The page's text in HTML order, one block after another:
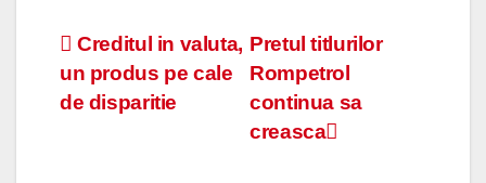
Navigare
în
Pretul titlurilor
Rompetrol
continua sa
creasca
Creditul in valuta,
un produs pe cale
de disparitie